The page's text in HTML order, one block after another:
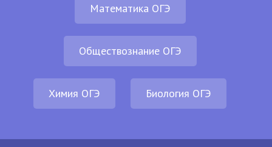
Математика ОГЭ
Обществознание ОГЭ
Химия ОГЭ Биология ОГЭ